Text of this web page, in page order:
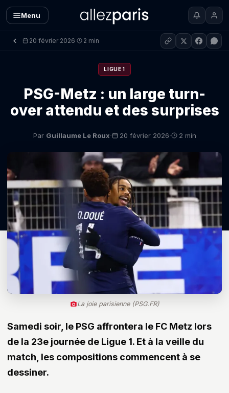
Menu
20 février 2026· 2 min
LIGUE 1
PSG-Metz : un large turn-
over attendu et des surprises
Par Guillaume Le Roux· 20 février 2026· 2 min
La joie parisienne (PSG.FR)
Samedi soir, le PSG affrontera le FC Metz lors
de la 23e journée de Ligue 1. Et à la veille du
match, les compositions commencent à se
dessiner.